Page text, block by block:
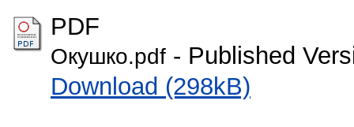
PDF
Окушко.pdf - Published
Download (298kB)